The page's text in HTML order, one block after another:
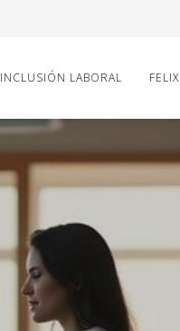
INCLUSIÓN LABORAL FELIX